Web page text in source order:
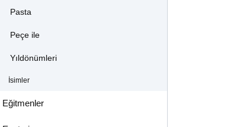
Pasta
Peçe ile
Yıldönümleri
İsimler
Eğitmenler